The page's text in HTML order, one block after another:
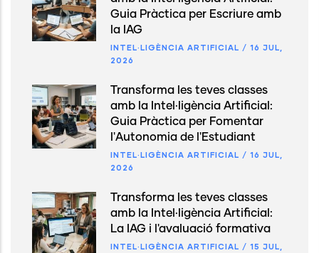
Guia Pràctica per Escriure amb
la IAG
INTEL·LIGÈNCIA ARTIFICIAL / 16 JUL,
2026
Transforma les teves classes
amb la Intel·ligència Artificial:
Guia Pràctica per Fomentar
l'Autonomia de l'Estudiant
INTEL·LIGÈNCIA ARTIFICIAL / 16 JUL,
2026
Transforma les teves classes
amb la Intel·ligència Artificial:
La IAG i l'avaluació formativa
INTEL·LIGÈNCIA ARTIFICIAL / 15 JUL,